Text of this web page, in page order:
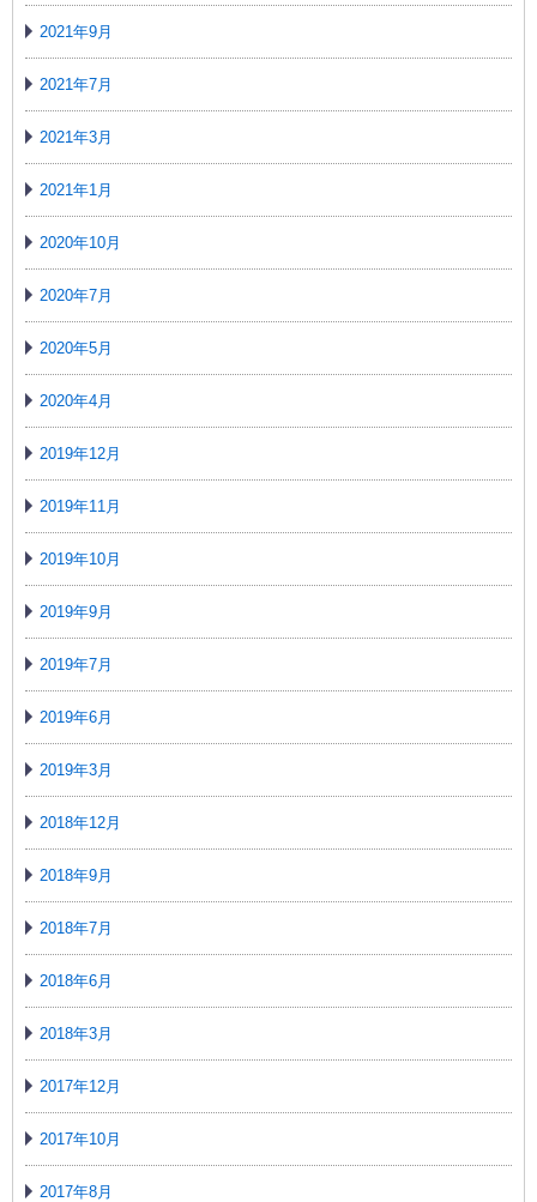
2021年9月
2021年7月
2021年3月
2021年1月
2020年10月
2020年7月
2020年5月
2020年4月
2019年12月
2019年11月
2019年10月
2019年9月
2019年7月
2019年6月
2019年3月
2018年12月
2018年9月
2018年7月
2018年6月
2018年3月
2017年12月
2017年10月
2017年8月